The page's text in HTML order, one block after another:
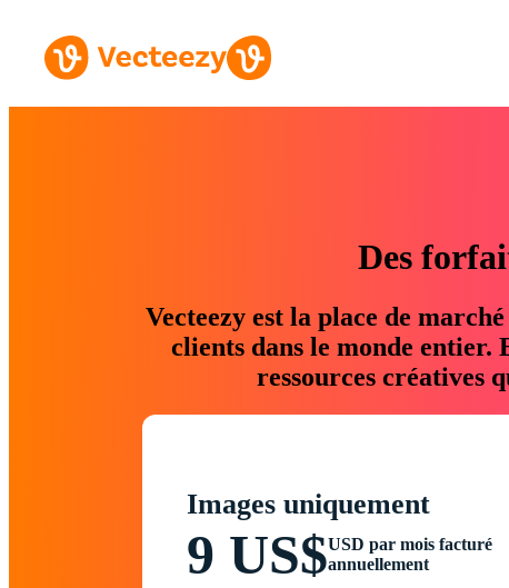
Des
Vecteezy est la place de
clients dans le monde entier.
ressources créatives
Images uniquement
9 US$USD par mois facturé
annuellement